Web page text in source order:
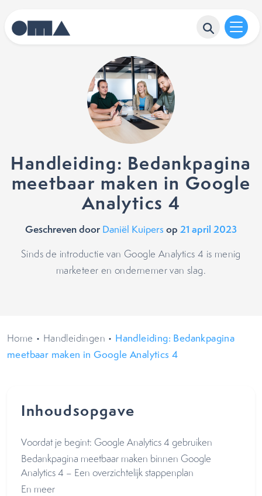
Handleiding: Bedankpagina
meetbaar maken in Google
Analytics 4
Geschreven door Daniël Kuipers op 21 april 2023
Sinds de introductie van Google Analytics 4 is menig
marketeer en ondernemer van slag.
Home • Handleidingen • Handleiding: Bedankpagina
meetbaar maken in Google Analytics 4
Inhoudsopgave
Voordat je begint: Google Analytics 4 gebruiken
Bedankpagina meetbaar maken binnen Google
Analytics 4 – Een overzichtelijk stappenplan
En meer